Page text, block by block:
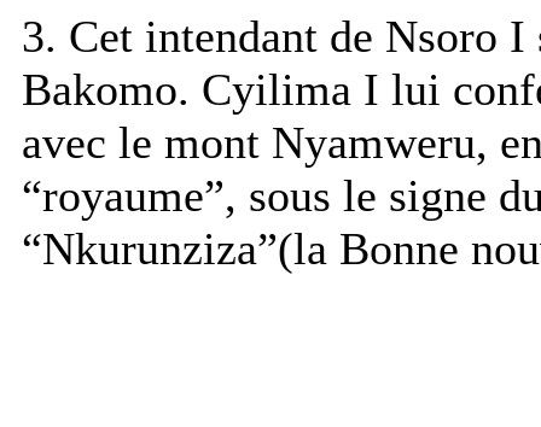
3. Cet intendant de Nsoro
Bakomo. Cyilima I lui
avec le mont Nyamweru,
“royaume”, sous le signe
“Nkurunziza”(la Bonne